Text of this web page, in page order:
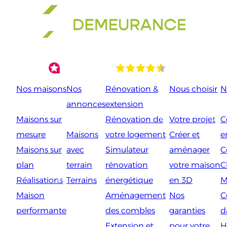
Nos maisons
Maisons sur
mesure
Maisons sur
plan
Réalisations
Maison
performante
Nos
annonces
Maisons
avec
terrain
Terrains
Rénovation &
extension
Rénovation de
votre logement
Simulateur
rénovation
énergétique
Aménagement
des combles
Nous choisir
Votre projet
Créer et
aménager
votre maison
en 3D
Nos
garanties